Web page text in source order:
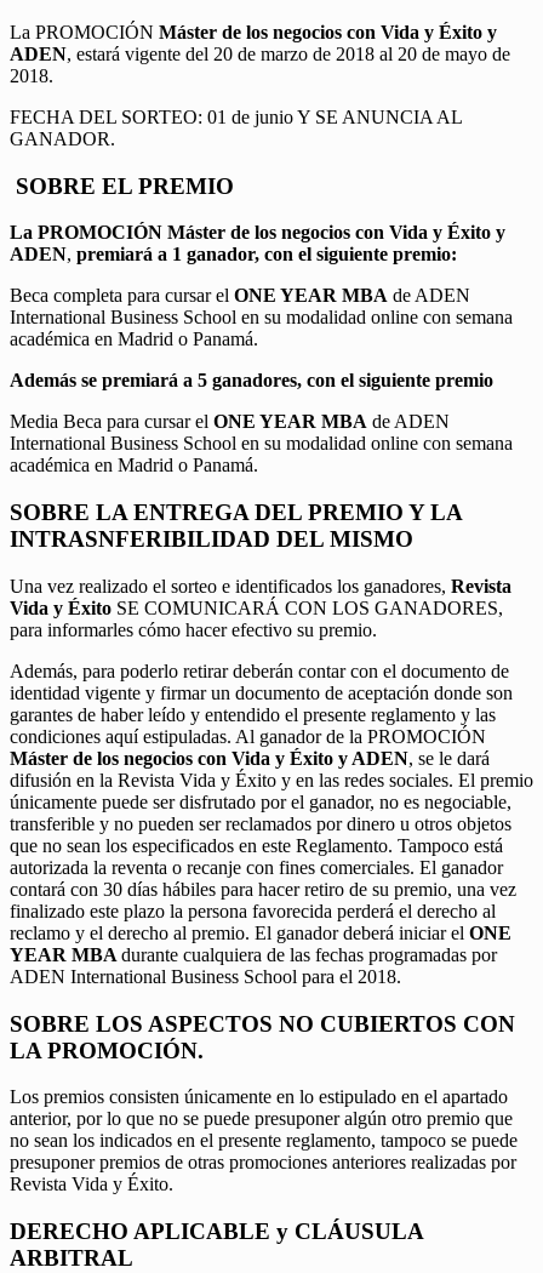
La PROMOCIÓN Máster de los negocios con Vida y Éxito y
ADEN, estará vigente del 20 de marzo de 2018 al 20 de mayo de
2018.
FECHA DEL SORTEO: 01 de junio Y SE ANUNCIA AL
GANADOR.
SOBRE EL PREMIO
La PROMOCIÓN Máster de los negocios con Vida y Éxito y
ADEN, premiará a 1 ganador, con el siguiente premio:
Beca completa para cursar el ONE YEAR MBA de ADEN
International Business School en su modalidad online con semana
académica en Madrid o Panamá.
Además se premiará a 5 ganadores, con el siguiente premio
Media Beca para cursar el ONE YEAR MBA de ADEN
International Business School en su modalidad online con semana
académica en Madrid o Panamá.
SOBRE LA ENTREGA DEL PREMIO Y LA
INTRASNFERIBILIDAD DEL MISMO
Una vez realizado el sorteo e identificados los ganadores, Revista
Vida y Éxito SE COMUNICARÁ CON LOS GANADORES,
para informarles cómo hacer efectivo su premio.
Además, para poderlo retirar deberán contar con el documento de
identidad vigente y firmar un documento de aceptación donde son
garantes de haber leído y entendido el presente reglamento y las
condiciones aquí estipuladas. Al ganador de la PROMOCIÓN
Máster de los negocios con Vida y Éxito y ADEN, se le dará
difusión en la Revista Vida y Éxito y en las redes sociales. El premio
únicamente puede ser disfrutado por el ganador, no es negociable,
transferible y no pueden ser reclamados por dinero u otros objetos
que no sean los especificados en este Reglamento. Tampoco está
autorizada la reventa o recanje con fines comerciales. El ganador
contará con 30 días hábiles para hacer retiro de su premio, una vez
finalizado este plazo la persona favorecida perderá el derecho al
reclamo y el derecho al premio. El ganador deberá iniciar el ONE
YEAR MBA durante cualquiera de las fechas programadas por
ADEN International Business School para el 2018.
SOBRE LOS ASPECTOS NO CUBIERTOS CON
LA PROMOCIÓN.
Los premios consisten únicamente en lo estipulado en el apartado
anterior, por lo que no se puede presuponer algún otro premio que
no sean los indicados en el presente reglamento, tampoco se puede
presuponer premios de otras promociones anteriores realizadas por
Revista Vida y Éxito.
DERECHO APLICABLE y CLÁUSULA
ARBITRAL